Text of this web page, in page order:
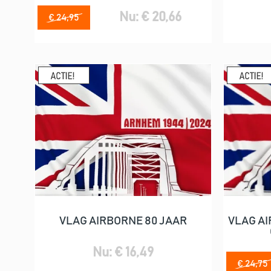
€ 24,95 Nu: € 20,66
In winkelwagen
VLAG AIRBORNE 80 JAAR
Nu: € 16,49
VLAG
€ 24,75